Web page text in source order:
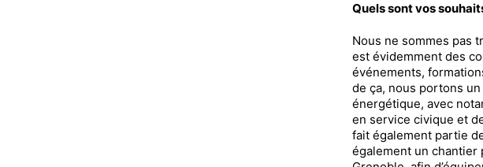
Quels sont vos
Nous ne sommes pas
est évidemment des
événements,
de ça, nous portons
énergétique, avec
en service civique et
fait également partie
également un chantier